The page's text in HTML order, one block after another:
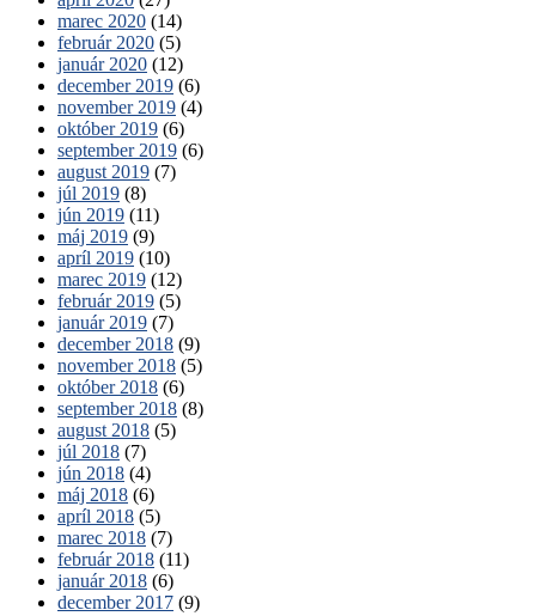
marec 2020 (14)
február 2020 (5)
január 2020 (12)
december 2019 (6)
november 2019 (4)
október 2019 (6)
september 2019 (6)
august 2019 (7)
júl 2019 (8)
jún 2019 (11)
máj 2019 (9)
apríl 2019 (10)
marec 2019 (12)
február 2019 (5)
január 2019 (7)
december 2018 (9)
november 2018 (5)
október 2018 (6)
september 2018 (8)
august 2018 (5)
júl 2018 (7)
jún 2018 (4)
máj 2018 (6)
apríl 2018 (5)
marec 2018 (7)
február 2018 (11)
január 2018 (6)
december 2017 (9)